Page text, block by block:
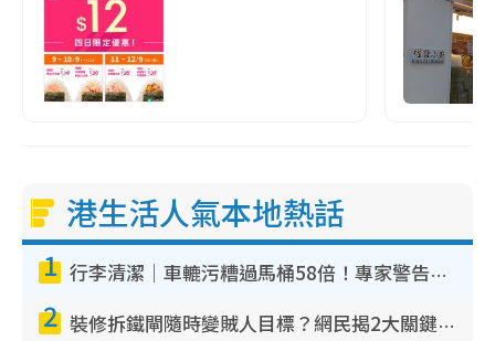
港生活人氣本地熱話
1 行李清潔｜車轆污糟過馬桶58倍！專家警告忌用酒精抹 教1招免污手除菌
2 裝修拆鐵閘隨時變賊人目標？網民揭2大關鍵用途：裝新式等於白裝？附新舊鐵閘分別